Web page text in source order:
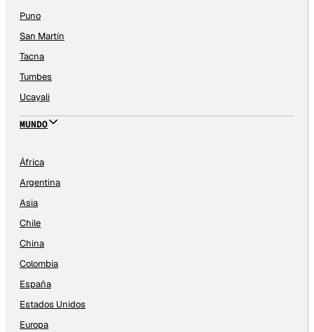
Puno
San Martín
Tacna
Tumbes
Ucayali
MUNDO
África
Argentina
Asia
Chile
China
Colombia
España
Estados Unidos
Europa